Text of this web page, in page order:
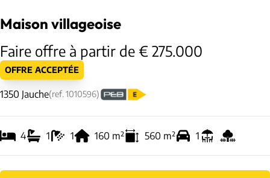
Maison villageoise
Faire offre à partir de € 275.000
OFFRE ACCEPTÉE
1350 Jauche(ref.1010596)
4 1 1 160 m² 560 m² 1